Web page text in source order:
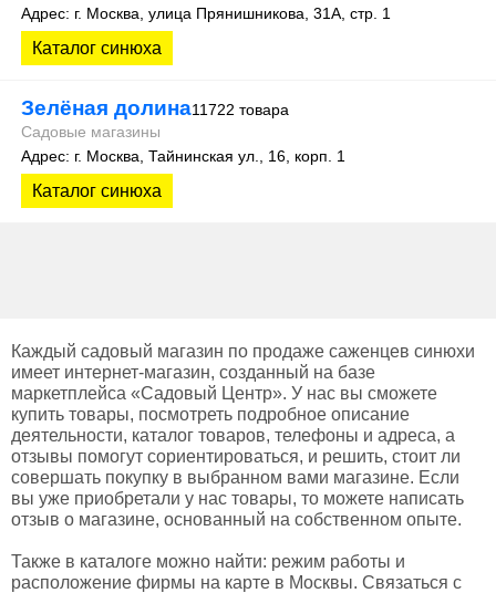
Адрес: г. Москва, улица Прянишникова, 31А, стр. 1
Каталог синюха
Зелёная долина11722 товара
Садовые магазины
Адрес: г. Москва, Тайнинская ул., 16, корп. 1
Каталог синюха
Каждый садовый магазин по продаже саженцев синюхи
имеет интернет-магазин, созданный на базе
маркетплейса «Садовый Центр». У нас вы сможете
купить товары, посмотреть подробное описание
деятельности, каталог товаров, телефоны и адреса, а
отзывы помогут сориентироваться, и решить, стоит ли
совершать покупку в выбранном вами магазине. Если
вы уже приобретали у нас товары, то можете написать
отзыв о магазине, основанный на собственном опыте.
Также в каталоге можно найти: режим работы и
расположение фирмы на карте в Москвы. Связаться с